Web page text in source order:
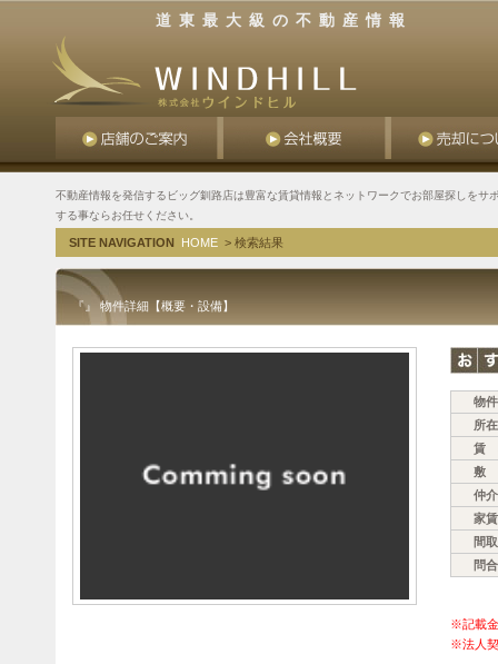
道東最大級の不動産情報
不動産情報を発信するビッグ釧路店は豊富な賃貸情報とネットワークでお部屋探しをサ
する事ならお任せください。
SITE NAVIGATION HOME > 検索結果
『』 物件詳細【概要・設備】
物
所
賃
敷
仲
家
間
問
※記載
※法人契